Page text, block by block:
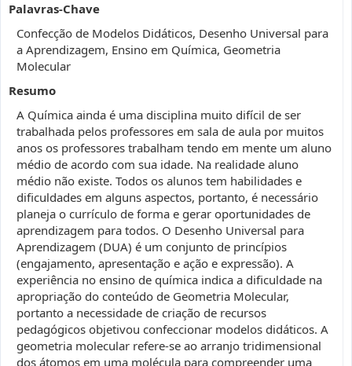
Palavras-Chave
Confecção de Modelos Didáticos, Desenho Universal para
a Aprendizagem, Ensino em Química, Geometria
Molecular
Resumo
A Química ainda é uma disciplina muito difícil de ser
trabalhada pelos professores em sala de aula por muitos
anos os professores trabalham tendo em mente um aluno
médio de acordo com sua idade. Na realidade aluno
médio não existe. Todos os alunos tem habilidades e
dificuldades em alguns aspectos, portanto, é necessário
planeja o currículo de forma e gerar oportunidades de
aprendizagem para todos. O Desenho Universal para
Aprendizagem (DUA) é um conjunto de princípios
(engajamento, apresentação e ação e expressão). A
experiência no ensino de química indica a dificuldade na
apropriação do conteúdo de Geometria Molecular,
portanto a necessidade de criação de recursos
pedagógicos objetivou confeccionar modelos didáticos. A
geometria molecular refere-se ao arranjo tridimensional
dos átomos em uma molécula para compreender uma